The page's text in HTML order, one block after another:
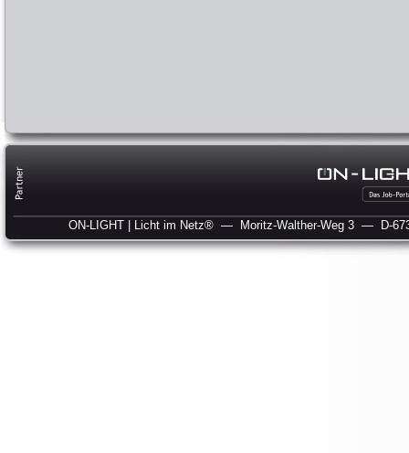
ON-LIGHT | Licht im Netz® — Moritz-Walther-Weg 3 — D-